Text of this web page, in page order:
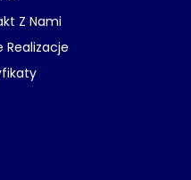
Z Nami
Realizacje